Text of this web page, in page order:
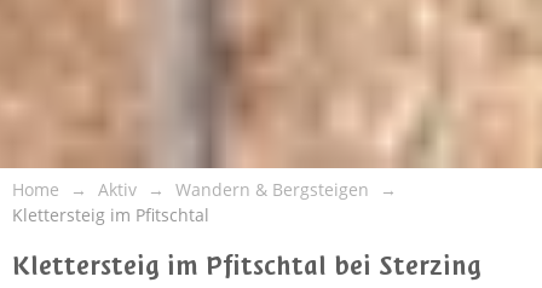
Home Aktiv
Wandern & Bergsteigen
Klettersteig im Pfitschtal
Klettersteig im Pfitschtal bei Sterzing